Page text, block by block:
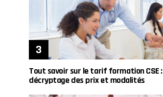
Tout savoir sur le tarif formation CSE :
décryptage des prix et modalités